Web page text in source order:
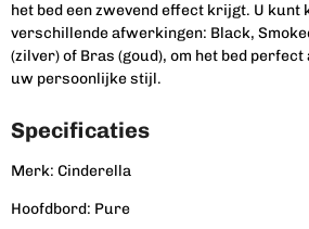
het bed een zwevend effect krijgt. U kunt
verschillende afwerkingen: Black,
(zilver) of Bras (goud), om het bed
uw persoonlijke stijl.
Specificaties
Merk: Cinderella
Hoofdbord: Pure